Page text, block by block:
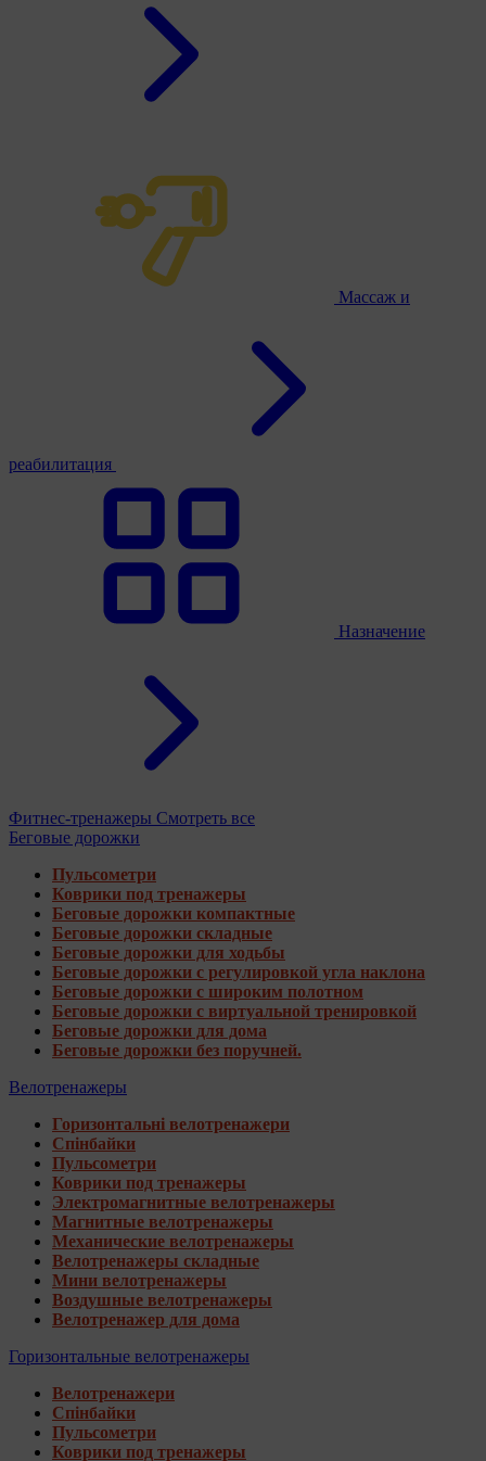
Массаж и
реабилитация
Назначение
Фитнес-тренажеры Смотреть все
Беговые дорожки
Пульсометри
Коврики под тренажеры
Беговые дорожки компактные
Беговые дорожки складные
Беговые дорожки для ходьбы
Беговые дорожки с регулировкой угла наклона
Беговые дорожки с широким полотном
Беговые дорожки с виртуальной тренировкой
Беговые дорожки для дома
Беговые дорожки без поручней.
Велотренажеры
Горизонтальні велотренажери
Спінбайки
Пульсометри
Коврики под тренажеры
Электромагнитные велотренажеры
Магнитные велотренажеры
Механические велотренажеры
Велотренажеры складные
Мини велотренажеры
Воздушные велотренажеры
Велотренажер для дома
Горизонтальные велотренажеры
Велотренажери
Спінбайки
Пульсометри
Коврики под тренажеры